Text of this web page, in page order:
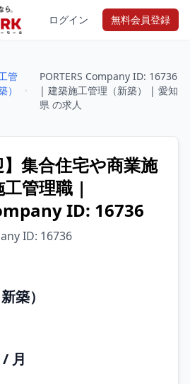
ログイン 無料会員登録
管
）
PORTERS Company ID: 16736
| 建築施工管理（新築） | 愛知
県 の求人
】集合住宅や商業施
管理職 |
ID: 16736
ID: 16736
築）
月